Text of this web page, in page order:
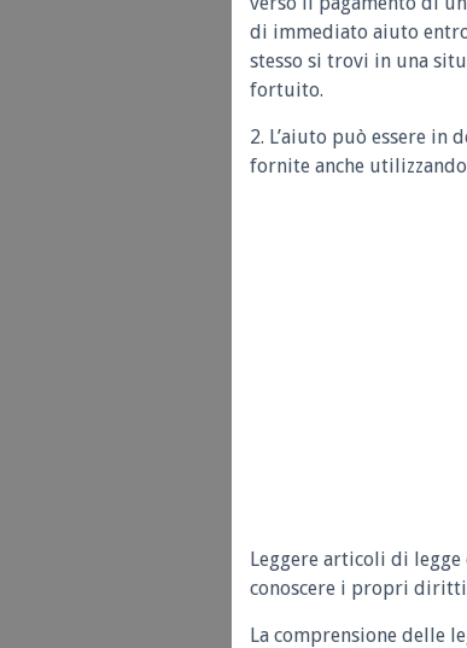
di immediato aiuto
stesso si trovi in una
fortuito.
2. L’aiuto può essere in
fornite anche
Leggere articoli di
conoscere i propri diritti
La comprensione delle